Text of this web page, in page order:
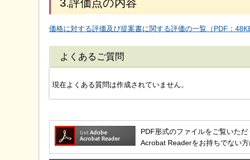
3.評価点の内容
価格に対する評価及び提案書に関する評価の一覧（PDF：48KB
よくあるご質問
現在よくある質問は作成されていません。
PDF形式のファイルをご覧いた
Acrobat Readerをお持ちでない